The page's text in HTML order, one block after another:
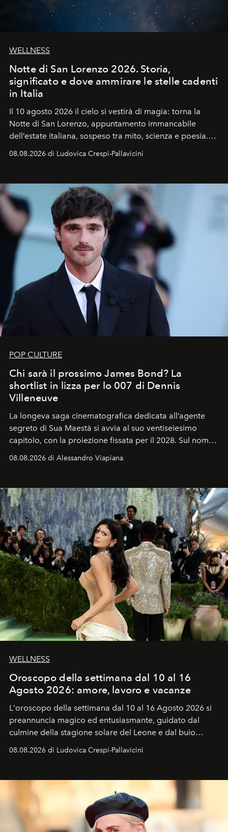
WELLNESS
Notte di San Lorenzo 2026. Storia,
significato e dove ammirare le stelle cadenti
in Italia
Il 10 agosto 2026 il cielo si vestirà di magia: torna la
Notte di San Lorenzo, appuntamento immancabile
dell’estate italiana, sospeso tra mito, scienza e poesia.
celeste per seguire il passaggio delle
all’universo i desideri più segreti
08.08.2026 di Ludovica Crespi-Pallavicini
POP CULTURE
Chi sarà il prossimo James Bond? La
shortlist in lizza per lo 007 di Dennis
Villeneuve
La longeva saga cinematografica dedicata all’agente
segreto di Sua Maestà si avvia al suo ventiseiesimo
capitolo, con la proiezione fissata per il 2028. Sul nome
Craig, però, regna ancora il più assoluto riserbo.
08.08.2026 di Alessandro Viapiana
WELLNESS
Oroscopo della settimana dal 10 al 16
Agosto 2026: amore, lavoro e vacanze
L'oroscopo della settimana dal 10 al 16 Agosto 2026 si
preannuncia magico ed entusiasmante, guidato dal
culmine della stagione solare del Leone e dal buio
ideale per la notte delle Perseidi.
08.08.2026 di Ludovica Crespi-Pallavicini